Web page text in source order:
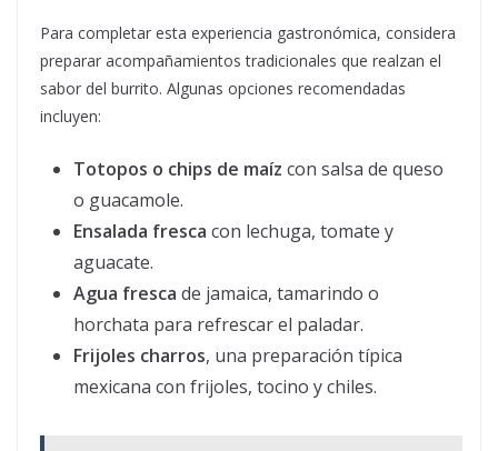
Para completar esta experiencia gastronómica, considera
preparar acompañamientos tradicionales que realzan el
sabor del burrito. Algunas opciones recomendadas
incluyen:
Totopos o chips de maíz con salsa de queso
o guacamole.
Ensalada fresca con lechuga, tomate y
aguacate.
Agua fresca de jamaica, tamarindo o
horchata para refrescar el paladar.
Frijoles charros, una preparación típica
mexicana con frijoles, tocino y chiles.